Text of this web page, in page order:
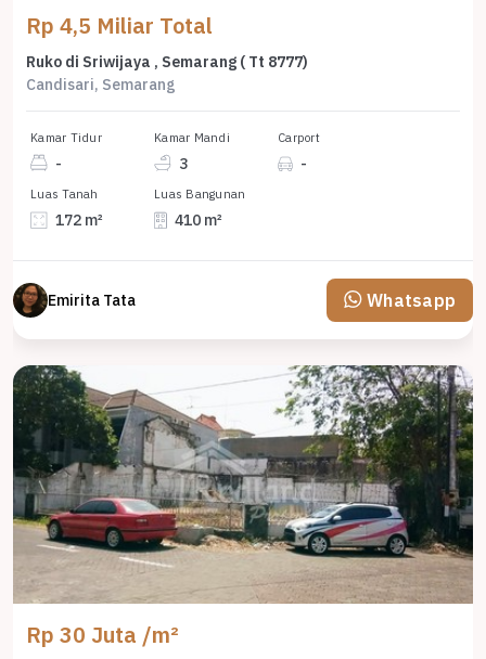
Rp 4,5 Miliar Total
Ruko di Sriwijaya , Semarang ( Tt 8777)
Candisari, Semarang
Kamar Tidur
-
Kamar Mandi
3
Carport
-
Luas Tanah
172 m²
Luas Bangunan
410 m²
Emirita Tata Whatsapp
Rp 30 Juta /m²